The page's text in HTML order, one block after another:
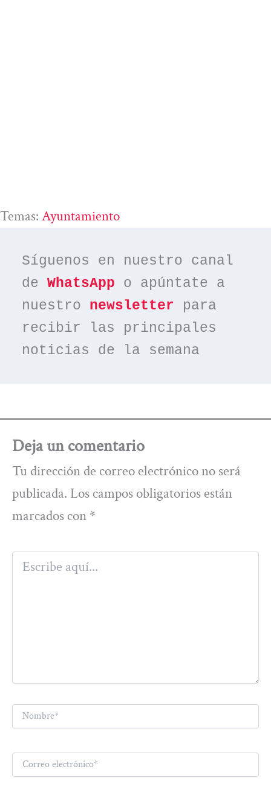
Temas: Ayuntamiento
Síguenos en nuestro canal
de WhatsApp o apúntate a
nuestro newsletter para
recibir las principales
noticias de la semana
Deja un comentario
Tu dirección de correo electrónico no será
publicada. Los campos obligatorios están
marcados con *
Escribe
aquí...
Nombre*
Correo
electrónico*